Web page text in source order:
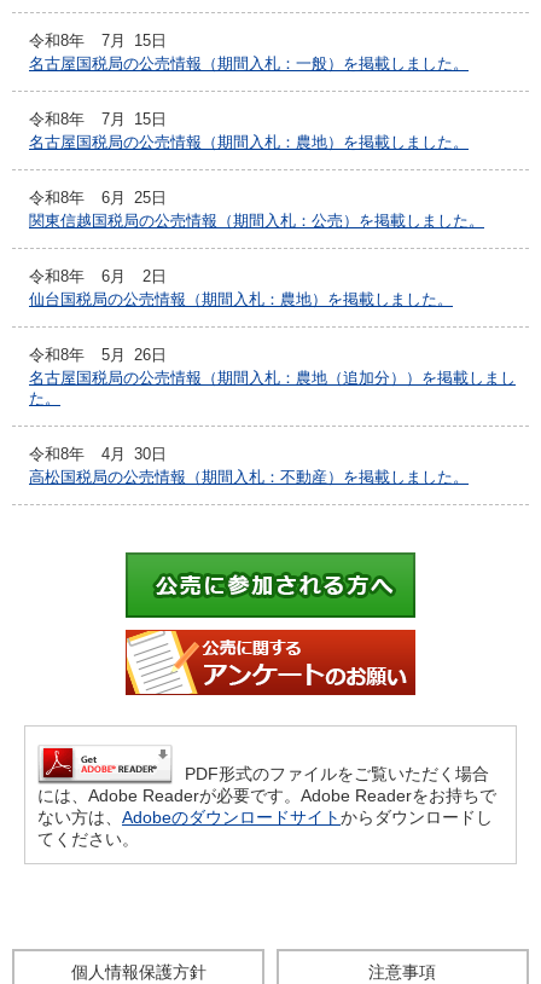
令和8年 7月
15日
名古屋国税局の公売情報（期間入札：一般）を掲載しました。
令和8年 7月
15日
名古屋国税局の公売情報（期間入札：農地）を掲載しました。
令和8年 6月
25日
関東信越国税局の公売情報（期間入札：公売）を掲載しました。
令和8年 6月
2日
仙台国税局の公売情報（期間入札：農地）を掲載しました。
令和8年 5月
26日
名古屋国税局の公売情報（期間入札：農地（追加分））を掲載しまし
た。
令和8年 4月
30日
高松国税局の公売情報（期間入札：不動産）を掲載しました。
PDF形式のファイルをご覧いただく場合
には、Adobe Readerが必要です。Adobe Readerをお持ちで
ない方は、 Adobeのダウンロードサイトからダウンロードし
てください。
個人情報保護方針 注意事項